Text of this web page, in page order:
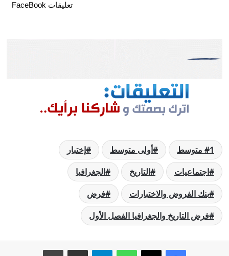
تعليقات FaceBook
1 متوسط أولى متوسط
إختبار
اجتماعيات
التاريخ
الجغرافيا
بنك الفروض والاختبارات
فرض
فرض التاريخ والجغرافيا الفصل الأول
فيسبوك
‫X واتسابتيلقراممشاركة عبر البريد طباعة